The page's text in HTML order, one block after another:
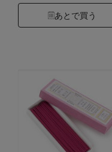
あとで買う